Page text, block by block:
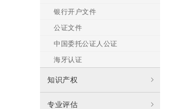
银行开户文件
公证文件
中国委托公证人公证
海牙认证
知识产权
专业评估